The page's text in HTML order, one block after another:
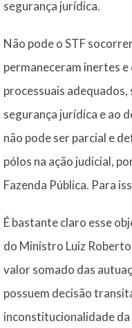
segurança jurídica.
Não pode o STF
permaneceram inertes
processuais
segurança jurídica e ao
não pode ser parcial e
pólos na ação judicial,
Fazenda Pública. Para
É bastante claro esse
do Ministro Luiz
valor somado das
possuem decisão
inconstitucionalidade da